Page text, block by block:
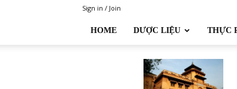
Sign in / Join
HOME DƯỢC LIỆU THỰC